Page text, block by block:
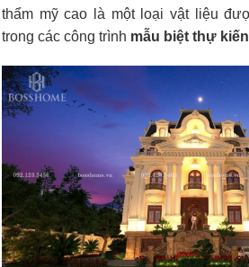
thẩm mỹ cao là một loại vật liệu
trong các công trình mẫu biệt thự